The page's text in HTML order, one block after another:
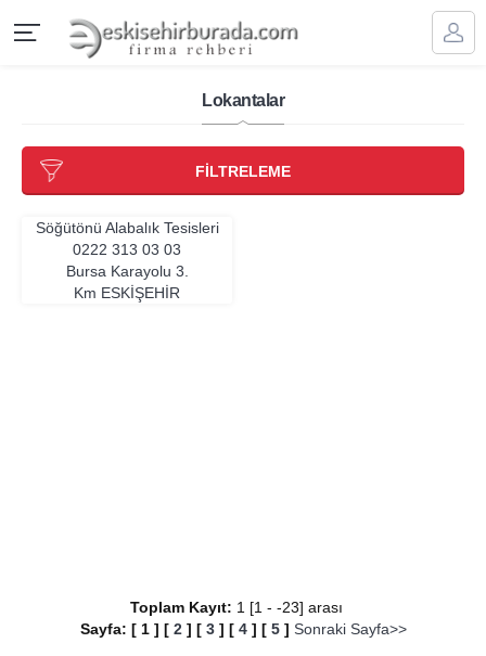
Lokantalar
FİLTRELEME
Söğütönü Alabalık Tesisleri
0222 313 03 03
Bursa Karayolu 3.
Km ESKIŞEHIR
Toplam Kayıt: 1 [1 - -23] arası
Sayfa: [ 1] [ 2] [ 3] [ 4] [ 5] Sonraki Sayfa>>